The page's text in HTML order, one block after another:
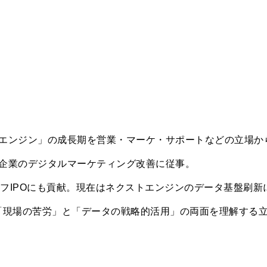
ンジン」の成長期を営業・マーケ・サポートなどの立場か
のデジタルマーケティング改善に従事。
IPOにも貢献。現在はネクストエンジンのデータ基盤刷新
場の苦労」と「データの戦略的活用」の両面を理解する立